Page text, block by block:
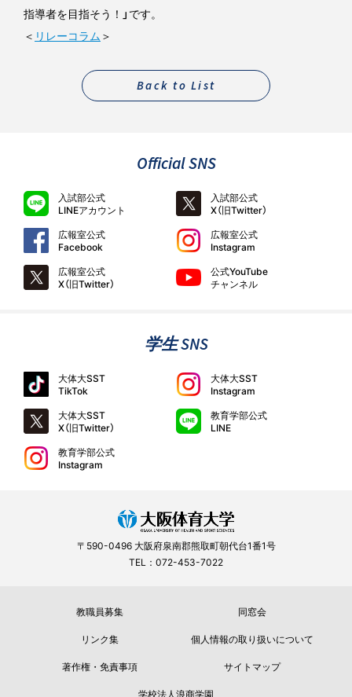
指導者を目指そう！」です。
＜ リレーコラム ＞
Back to List
Official SNS
入試部公式
LINEアカウント
入試部公式
X（旧Twitter）
広報室公式
Facebook
広報室公式
Instagram
広報室公式
X（旧Twitter）
公式YouTube
チャンネル
学生 SNS
大体大SST
TikTok
大体大SST
Instagram
大体大SST
X（旧Twitter）
教育学部公式
LINE
教育学部公式
Instagram
〒590-0496 大阪府泉南郡熊取町朝代台1番1号
TEL：072-453-7022
教職員募集
同窓会
リンク集
個人情報の取り扱いについて
著作権・免責事項
サイトマップ
学校法人浪商学園